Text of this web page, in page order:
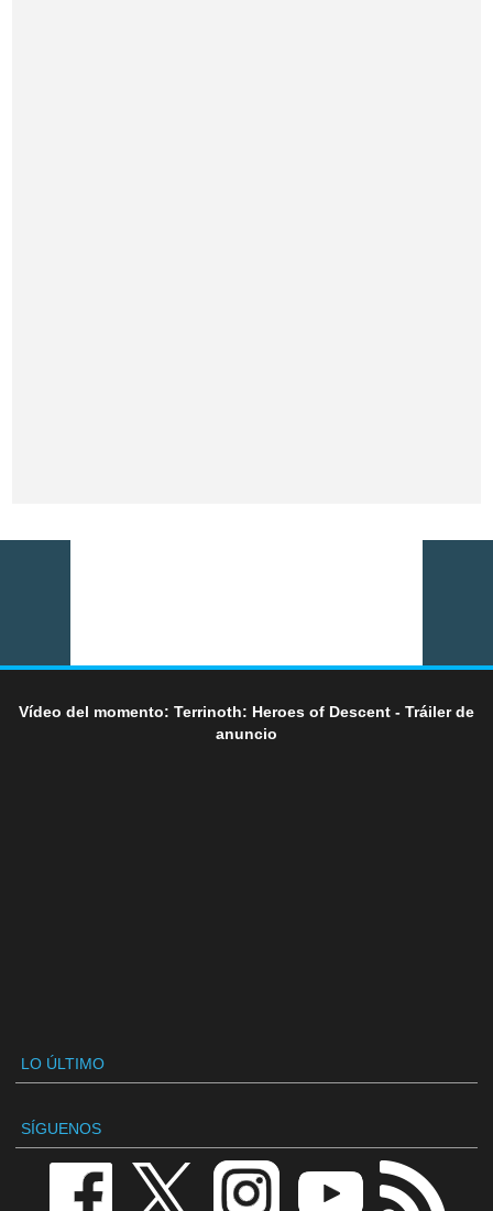
Vídeo del momento: Terrinoth: Heroes of Descent - Tráiler de
anuncio
LO ÚLTIMO
SÍGUENOS